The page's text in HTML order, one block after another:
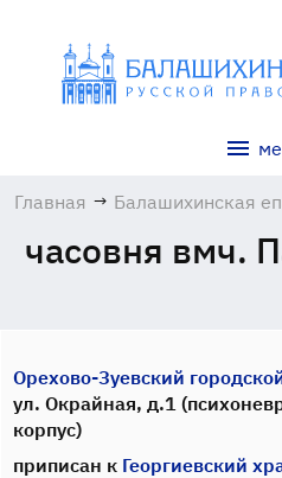
Главная → Балашихинская
часовня вмч.
Орехово-Зуевский
ул. Окрайная, д.1
корпус)
приписан к Георгиевский